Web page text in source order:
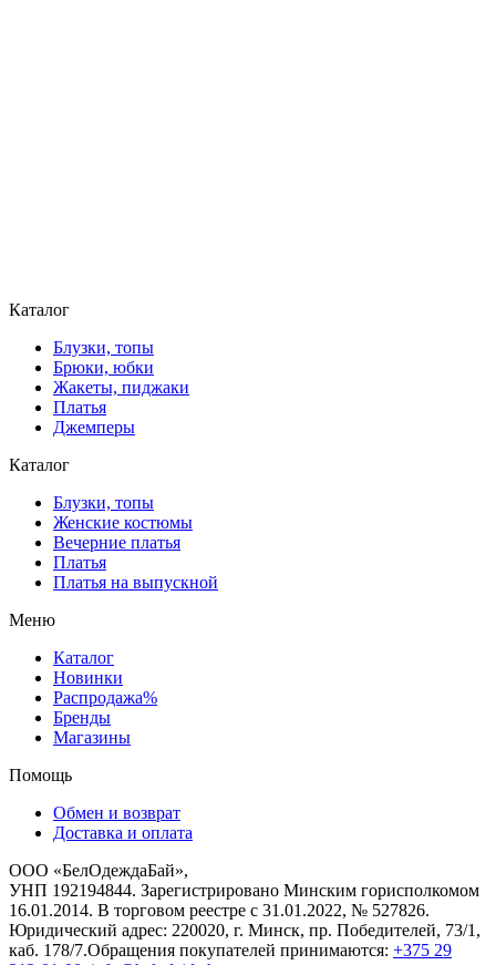
Каталог
Блузки, топы
Брюки, юбки
Жакеты, пиджаки
Платья
Джемперы
Каталог
Блузки, топы
Женские костюмы
Вечерние платья
Платья
Платья на выпускной
Меню
Каталог
Новинки
Распродажа%
Бренды
Магазины
Помощь
Обмен и возврат
Доставка и оплата
ООО «БелОдеждаБай»,
УНП 192194844. Зарегистрировано Минским горисполкомом
16.01.2014. В торговом реестре с 31.01.2022, № 527826.
Юридический адрес: 220020, г. Минск, пр. Победителей, 73/1,
каб. 178/7.Обращения покупателей принимаются: +375 29